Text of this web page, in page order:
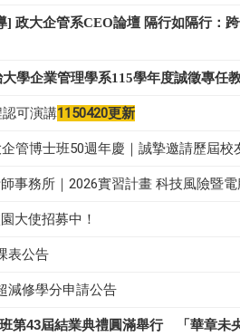
] 政大企管系CEO論壇 隔行如隔行：
大學企業管理學系115學年度誠徵專任
可演講1150420更新
管博士班50週年慶｜誠摯邀請歷屆校
事務所｜2026實習計畫 科技風險暨電
大使招募中！
表公告
減修學分申請公告
第43屆結業典禮圓滿舉行 「華章未